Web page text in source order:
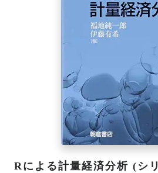
Rによる計量経済分析 (シ